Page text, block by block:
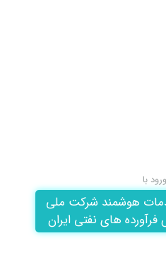
ورود با
هوشمند شرکت ملی
های نفتی ایران